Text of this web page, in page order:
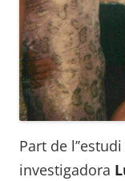
Part de
investigadora